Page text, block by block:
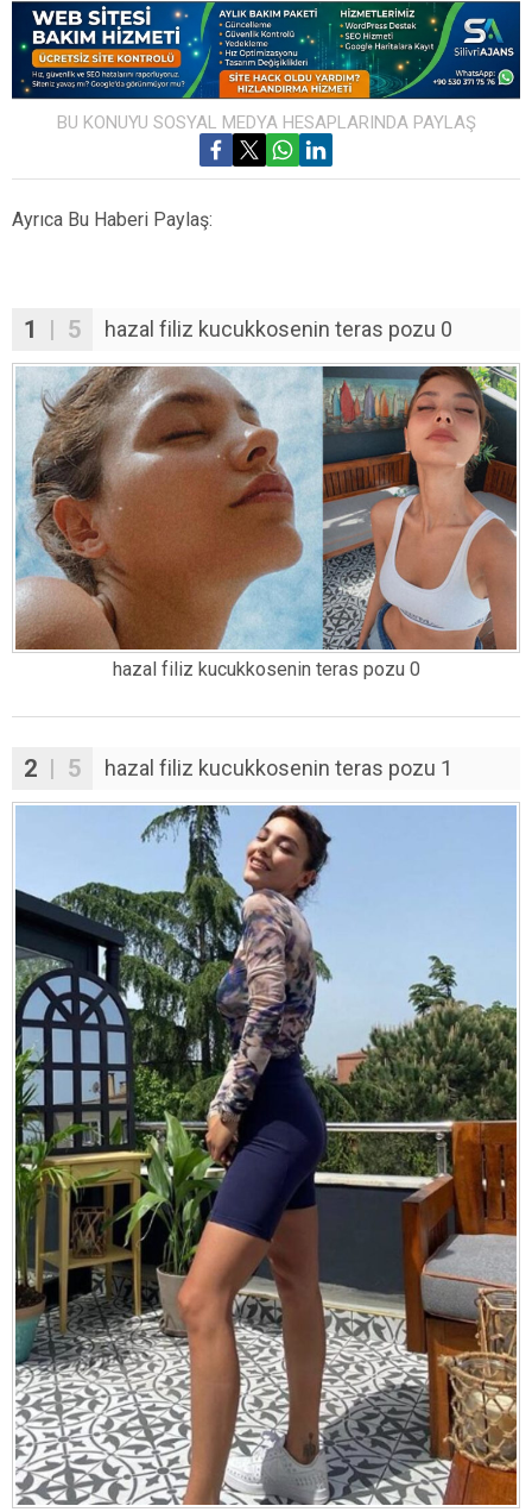
BU KONUYU SOSYAL MEDYA HESAPLARINDA PAYLAŞ
Ayrıca Bu Haberi Paylaş:
1 | 5 hazal filiz kucukkosenin teras pozu 0
hazal filiz kucukkosenin teras pozu 0
2 | 5 hazal filiz kucukkosenin teras pozu 1